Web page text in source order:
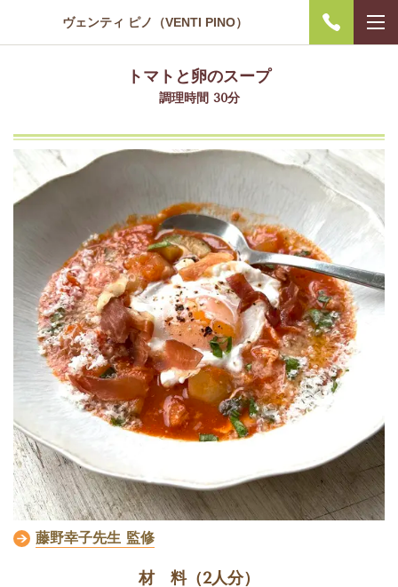
ヴェンティ ピノ（VENTI PINO）
トマトと卵のスープ
調理時間 30分
藤野幸子先生 監修
材 料（2人分）